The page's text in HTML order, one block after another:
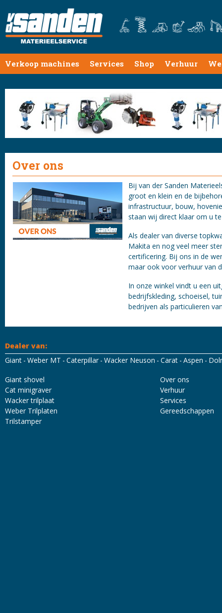
Verkoop machines Services Shop Verhuur
Over ons
Bij van der Sanden
groot en klein en de
infrastructuur, bouw,
staan wij direct klaar om u
Als dealer van diverse
Makita en nog veel meer
certificering. Bij ons in de
maar ook voor verhuur van
In onze winkel vindt u een
bedrijfskleding, schoeisel,
bedrijven als particulieren
Dealer van:
Giant Weber MT Caterpillar Wacker Neuson Carat Aspen
Giant shovel
Cat minigraver
Wacker trilplaat
Weber Trilplaten
Trilstamper
Over ons
Verhuur
Services
Gereedschappen